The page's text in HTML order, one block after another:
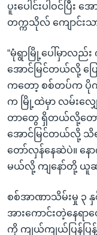
ပူးပေါင်းပါဝင်ပြီး
တက္ကသိုလ် ကျောင်းသ
“မုံရွာမြို့ပေါ်မှာ
အောင်မြင်တယ်လို့ ပ
ကတော့ စစ်တပ်က ပိုက်
က မြို့ထဲမှာ လမ်းလျှ
တာတွေ ရှိတယ်လို့တော့
အောင်မြင်တယ်လို့ သိ
တော်လှန်နေဆဲပဲ။ န
မယ်လို့ ကျနော်တို့ ယူဆ
စစ်အာဏာသိမ်းမှု ၃ နှ
အားကောင်းတဲ့နေရ
ကို ကျယ်ကျယ်ပြန်ပြ